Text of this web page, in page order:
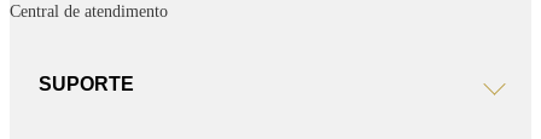
Central de atendimento
SUPORTE